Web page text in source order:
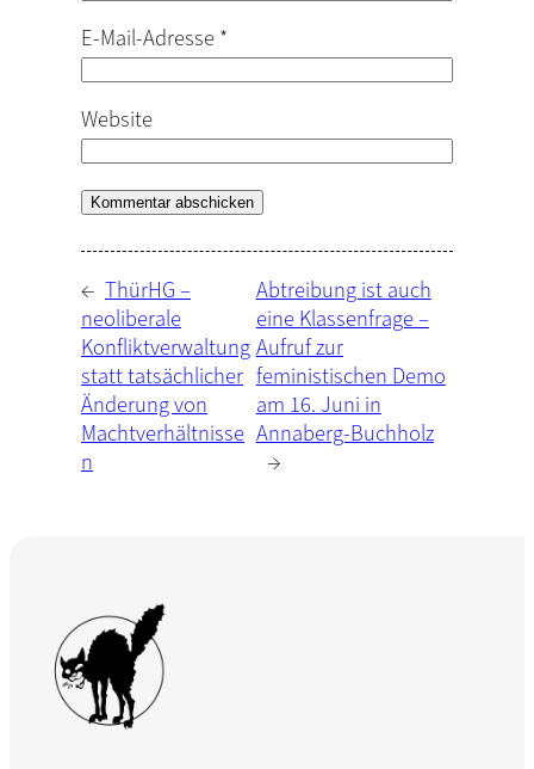
E-Mail-Adresse *
Website
← ThürHG –
neoliberale
Konfliktverwaltung
statt tatsächlicher
Änderung von
Machtverhältnisse
n
Abtreibung ist auch
eine Klassenfrage –
Aufruf zur
feministischen Demo
am 16. Juni in
Annaberg-Buchholz
→